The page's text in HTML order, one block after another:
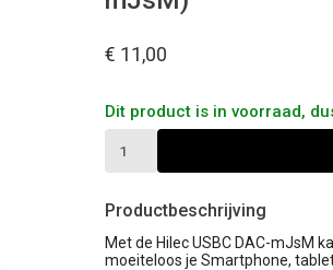
€ 11,00
Dit product is in voorraad,
Productbeschrijving
Met de Hilec USBC DAC-mJsM
moeiteloos je Smartphone,